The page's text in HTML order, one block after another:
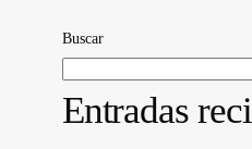
Buscar
Entradas